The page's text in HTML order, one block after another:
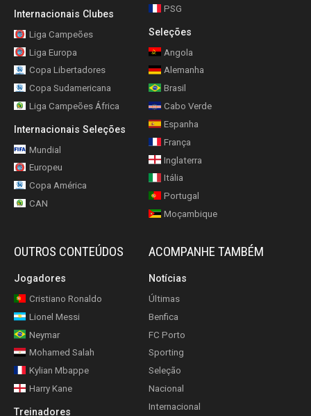
Internacionais Clubes
Liga Campeões
Liga Europa
Copa Libertadores
Copa Sudamericana
Liga Campeões África
Internacionais Seleções
Mundial
Europeu
Copa América
CAN
PSG
Seleções
Angola
Alemanha
Brasil
Cabo Verde
Espanha
França
Inglaterra
Itália
Portugal
Moçambique
OUTROS CONTEÚDOS
Jogadores
Cristiano Ronaldo
Lionel Messi
Neymar
Mohamed Salah
Kylian Mbappe
Harry Kane
Treinadores
ACOMPANHE TAMBÉM
Notícias
Últimas
Benfica
FC Porto
Sporting
Seleção
Nacional
Internacional